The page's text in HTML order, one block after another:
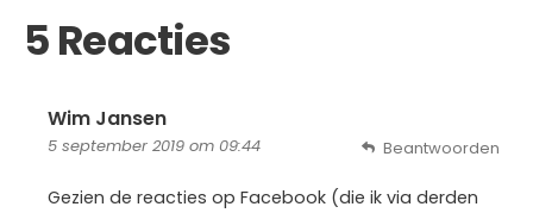
5 Reacties
Wim Jansen
5 september 2019 om 09:44
Gezien de reacties op Facebook (die ik via derden
Beantwoorden